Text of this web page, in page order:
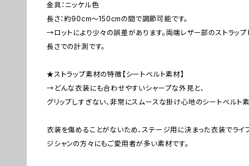
金具：ニッケル色
長さ：約90cm〜150cmの間で調節可能です。
→ロットにより少々の誤差があります。両端レザー部のストラッ
長さでの計測です。
★ストラップ素材の特徴【シートベルト素材】
→どんな衣装にも合わせやすいシャープな外見と、
グリップしすぎない、非常にスムースな掛け心地のシートベルト素
衣装を傷めることがないため、ステージ用に決まった衣装でライ
ジシャンの方々にもご愛用者が多い素材です。